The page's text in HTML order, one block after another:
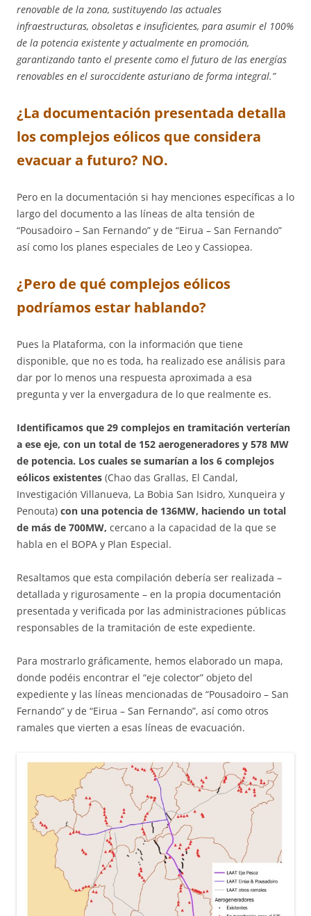
renovable de la zona, sustituyendo las actuales
infraestructuras, obsoletas e insuficientes, para asumir el 100%
de la potencia existente y actualmente en promoción,
garantizando tanto el presente como el futuro de las energías
renovables en el suroccidente asturiano de forma integral.”
¿La documentación presentada detalla
los complejos eólicos que considera
evacuar a futuro? NO.
Pero en la documentación si hay menciones específicas a lo
largo del documento a las líneas de alta tensión de
“Pousadoiro – San Fernando” y de “Eirua – San Fernando”
así como los planes especiales de Leo y Cassiopea.
¿Pero de qué complejos eólicos
podríamos estar hablando?
Pues la Plataforma, con la información que tiene
disponible, que no es toda, ha realizado ese análisis para
dar por lo menos una respuesta aproximada a esa
pregunta y ver la envergadura de lo que realmente es.
Identificamos que 29 complejos en tramitación verterían
a ese eje, con un total de 152 aerogeneradores y 578 MW
de potencia. Los cuales se sumarían a los 6 complejos
eólicos existentes (Chao das Grallas, El Candal,
Investigación Villanueva, La Bobia San Isidro, Xunqueira y
Penouta) con una potencia de 136MW, haciendo un total
de más de 700MW, cercano a la capacidad de la que se
habla en el BOPA y Plan Especial.
Resaltamos que esta compilación debería ser realizada –
detallada y rigurosamente – en la propia documentación
presentada y verificada por las administraciones públicas
responsables de la tramitación de este expediente.
Para mostrarlo gráficamente, hemos elaborado un mapa,
donde podéis encontrar el “eje colector” objeto del
expediente y las líneas mencionadas de “Pousadoiro – San
Fernando” y de “Eirua – San Fernando”, así como otros
ramales que vierten a esas líneas de evacuación.